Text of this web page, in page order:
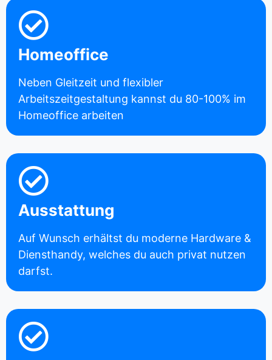
Homeoffice
Neben Gleitzeit und flexibler
Arbeitszeitgestaltung kannst du 80-100% im
Homeoffice arbeiten
Ausstattung
Auf Wunsch erhältst du moderne Hardware &
Diensthandy, welches du auch privat nutzen
darfst.